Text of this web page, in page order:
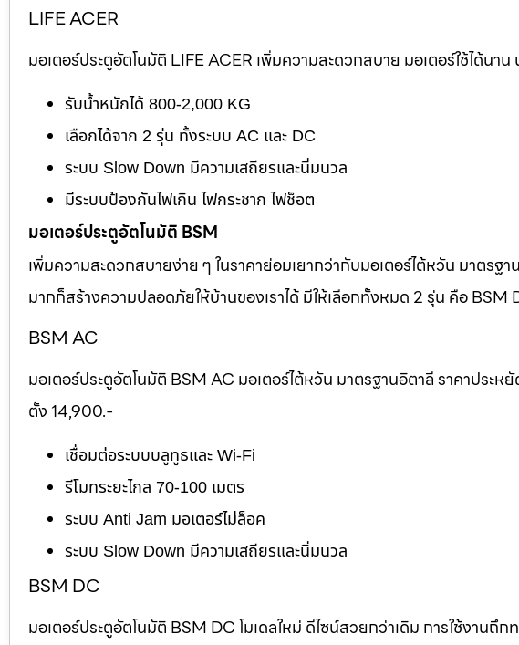
LIFE ACER
มอเตอร์ประตูอัตโนมัติ LIFE ACER เพิ่มความสะดวกสบาย มอเตอร์ใช้ได้น
รับน้ำหนักได้ 800-2,000 KG
เลือกได้จาก 2 รุ่น ทั้งระบบ AC และ DC
ระบบ Slow Down มีความเสถียรและนิ่มนวล
มีระบบป้องกันไฟเกิน ไฟกระชาก ไฟช็อต
มอเตอร์ประตูอัตโนมัติ BSM
เพิ่มความสะดวกสบายง่าย ๆ ในราคาย่อมเยากว่ากับมอเตอร์ไต้หวัน มาตรฐา
มากก็สร้างความปลอดภัยให้บ้านของเราได้ มีให้เลือกทั้งหมด 2 รุ่น คือ BSM
BSM AC
มอเตอร์ประตูอัตโนมัติ BSM AC มอเตอร์ไต้หวัน มาตรฐานอิตาลี ราคาปร
ตั้ง 14,900.-
เชื่อมต่อระบบบลูทูธและ Wi-Fi
รีโมทระยะไกล 70-100 เมตร
ระบบ Anti Jam มอเตอร์ไม่ล็อค
ระบบ Slow Down มีความเสถียรและนิ่มนวล
BSM DC
มอเตอร์ประตูอัตโนมัติ BSM DC โมเดลใหม่ ดีไซน์สวยกว่าเดิม การใช้งานถึ